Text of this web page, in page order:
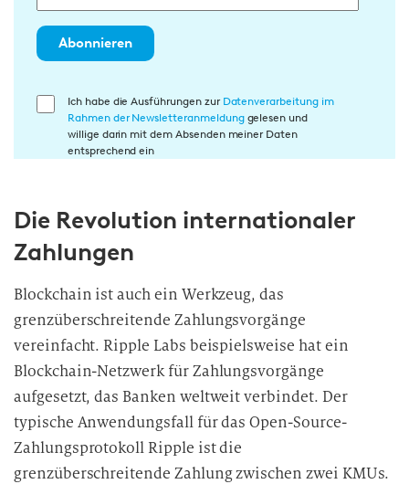
Abonnieren
E
l
i
n
g
i
n
d
i
e
Ich habe die Ausführungen zur Datenverarbeitung im
Rahmen der Newsletteranmeldunggelesen und
willige darin mit dem Absenden meiner Daten
entsprechend ein
Die Revolution internationaler
Zahlungen
Blockchain ist auch ein Werkzeug, das
grenzüberschreitende Zahlungsvorgänge
vereinfacht. Ripple Labs beispielsweise hat ein
Blockchain-Netzwerk für Zahlungsvorgänge
aufgesetzt, das Banken weltweit verbindet. Der
typische Anwendungsfall für das Open-Source-
Zahlungsprotokoll Ripple ist die
grenzüberschreitende Zahlung zwischen zwei KMUs.